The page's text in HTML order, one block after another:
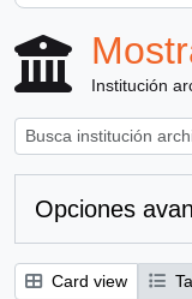
Institución
Opciones
Card view